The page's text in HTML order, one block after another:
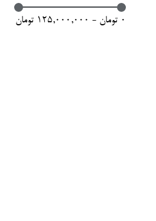
۰ تومان - ۱۲۵,۰۰۰,۰۰۰ تومان